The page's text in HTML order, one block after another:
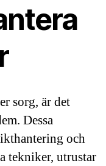
sorg, är det
Dessa
och
tekniker, utrustar